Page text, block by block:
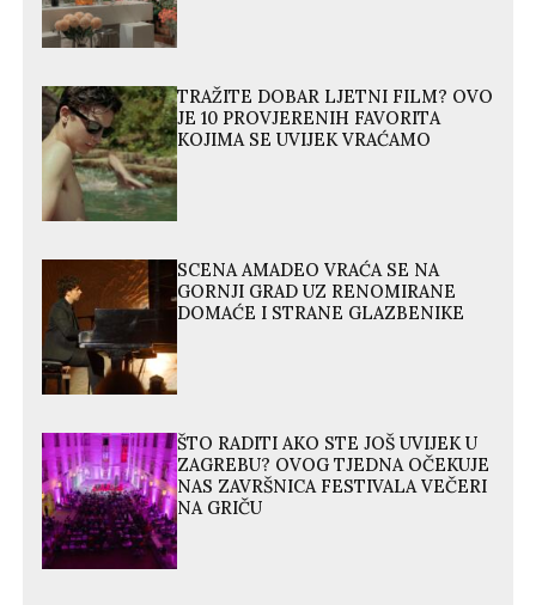
TRAŽITE DOBAR LJETNI FILM? OVO
JE 10 PROVJERENIH FAVORITA
KOJIMA SE UVIJEK VRAĆAMO
SCENA AMADEO VRAĆA SE NA
GORNJI GRAD UZ RENOMIRANE
DOMAĆE I STRANE GLAZBENIKE
ŠTO RADITI AKO STE JOŠ UVIJEK U
ZAGREBU? OVOG TJEDNA OČEKUJE
NAS ZAVRŠNICA FESTIVALA VEČERI
NA GRIČU